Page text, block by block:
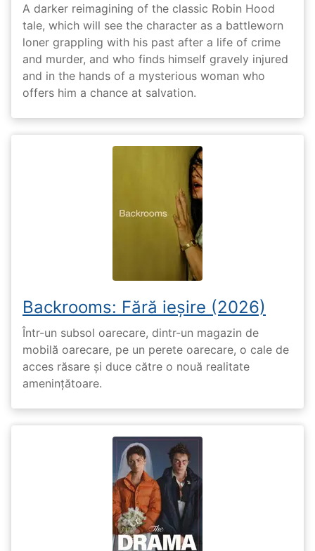
A darker reimagining of the classic Robin Hood
tale, which will see the character as a battleworn
loner grappling with his past after a life of crime
and murder, and who finds himself gravely injured
and in the hands of a mysterious woman who
offers him a chance at salvation.
Backrooms: Fără ieșire (2026)
Într-un subsol oarecare, dintr-un magazin de
mobilă oarecare, pe un perete oarecare, o cale de
acces răsare și duce către o nouă realitate
amenințătoare.